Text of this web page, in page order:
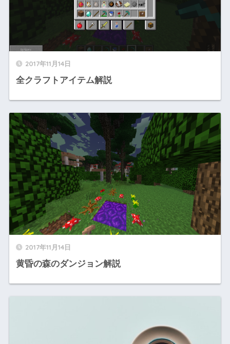
2017年11月14日
全クラフトアイテム解説
2017年11月14日
黄昏の森のダンジョン解説